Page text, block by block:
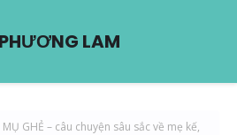
LAM
MỤ GHẺ – câu chuyện sâu sắc về mẹ kế,